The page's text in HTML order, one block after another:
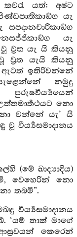
යත්: අෂ්ට
යැ
යැ
ව්‍රත යැ යි කියනු
ව්‍රත යැයි කියනු
ඇටත් ඉතිරිවන්නේ
නමුදු
නො
වන්නේ යැ’ යි
වීර්‍ය්‍යසමාදානය
(මේ ඛාද්‍යාදිය)
වෙහෙරින් නො
තබමි”.
වීර්‍ය්‍යසමාදානය
‘යම් තාක් මාගේ
කෙරෙන්